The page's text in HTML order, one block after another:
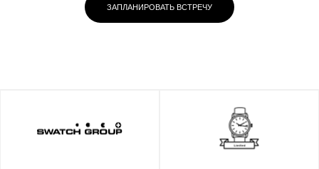
ЗАПЛАНИРОВАТЬ ВСТРЕЧУ